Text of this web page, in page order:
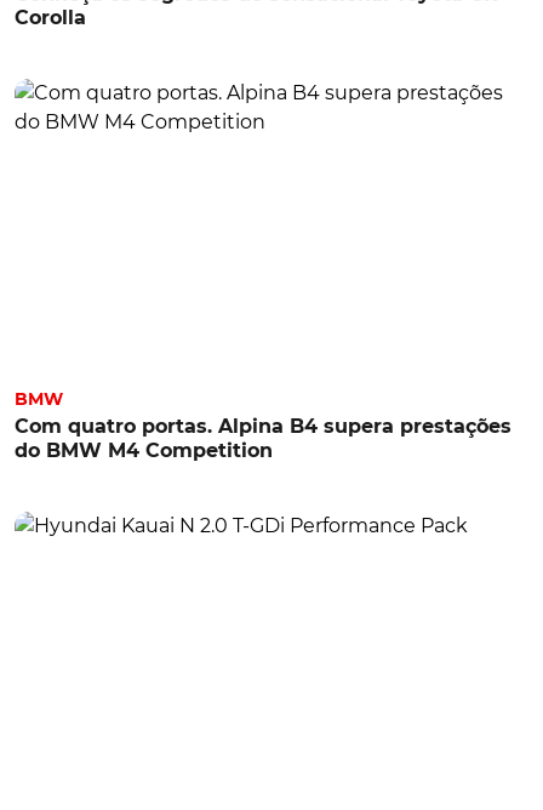
Corolla
BMW
Com quatro portas. Alpina B4 supera prestações
do BMW M4 Competition